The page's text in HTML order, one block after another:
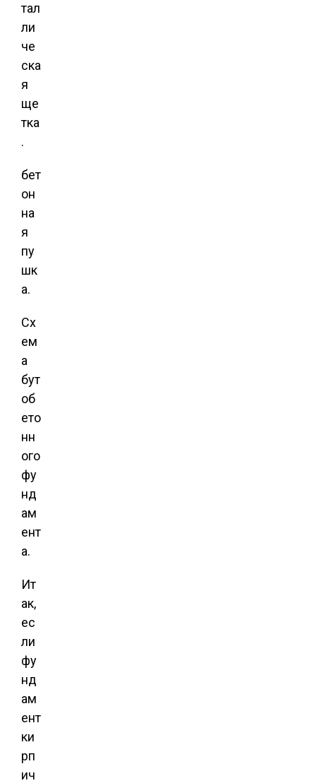
тал
ли
че
ска
я
ще
тка
.
бет
он
на
я
пу
шк
а.
Сх
ем
а
бут
об
ето
нн
ого
фу
нд
ам
ент
а.
Ит
ак,
ес
ли
фу
нд
ам
ент
ки
рп
ич